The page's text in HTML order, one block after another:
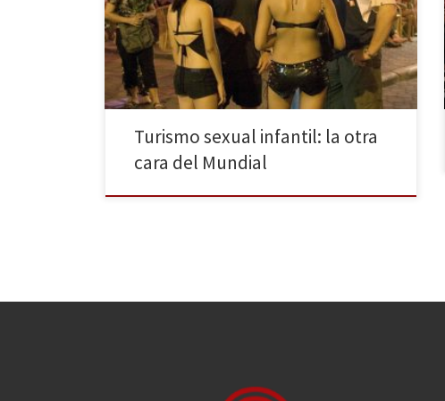
tráfico de menores que ven en el evento deportivo el
escenario perfecto para desarrollar un negocio que ha
convertido al país carioca en uno de los principales
destinos con este […]
Turismo sexual infantil: la otra
cara del Mundial